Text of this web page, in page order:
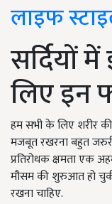
लाइफ
सर्दियों
लिए इन
हम सभी के लिए शरीर
मजबूत रखरना बहुत
प्रतिरोधक क्षमता एक
मौसम की शुरुआत हो
रखना चाहिए.